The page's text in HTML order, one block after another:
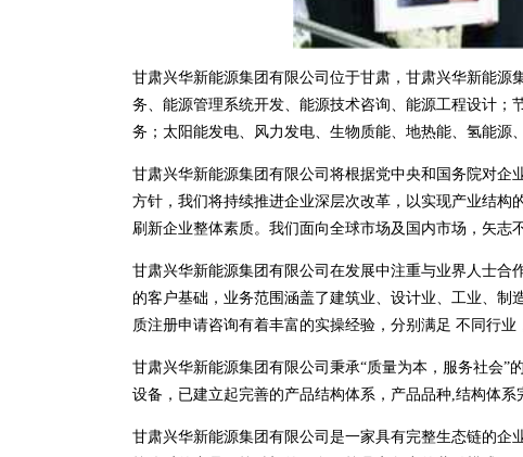
甘肃兴华新能源集团有限公司位于甘肃，甘肃兴华新能源
务、能源管理系统开发、能源技术咨询、能源工程设计
务；太阳能发电、风力发电、生物质能、地热能、氢能源
甘肃兴华新能源集团有限公司将根据党中央和国务院对
方针，我们将持续推进企业深层次改革，以实现产业结
刷新企业整体素质。我们面向全球市场及国内市场，矢志
甘肃兴华新能源集团有限公司在发展中注重与业界人士
的客户基础，业务范围涵盖了建筑业、设计业、工业、
质注册申请咨询有着丰富的实操经验，分别满足 不同行
甘肃兴华新能源集团有限公司秉承“质量为本，服务社会
设备，已建立起完善的产品结构体系，产品品种,结构体系
甘肃兴华新能源集团有限公司是一家具有完整生态链的